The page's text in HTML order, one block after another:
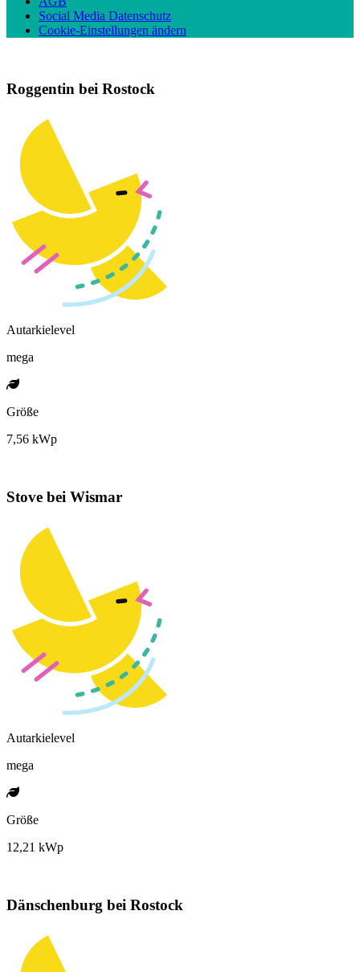
Social Media Datenschutz
Cookie-Einstellungen ändern
Roggentin bei Rostock
Autarkielevel
mega
Größe
7,56 kWp
Stove bei Wismar
Autarkielevel
mega
Größe
12,21 kWp
Dänschenburg bei Rostock